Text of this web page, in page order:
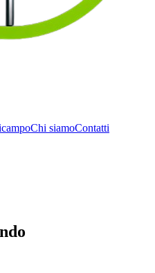
Chi siamoContatti